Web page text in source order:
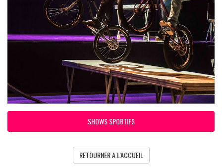
SHOWS SPORTIFS
RETOURNER A L'ACCUEIL